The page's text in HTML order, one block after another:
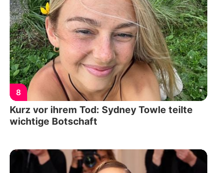
8
Kurz vor ihrem Tod: Sydney Towle teilte
wichtige Botschaft